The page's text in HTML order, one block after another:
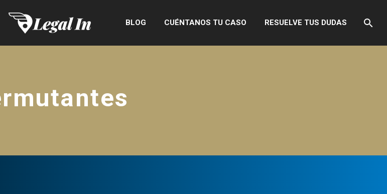
BLOG CUÉNTANOS TU CASO RESUELVE TUS DUDAS